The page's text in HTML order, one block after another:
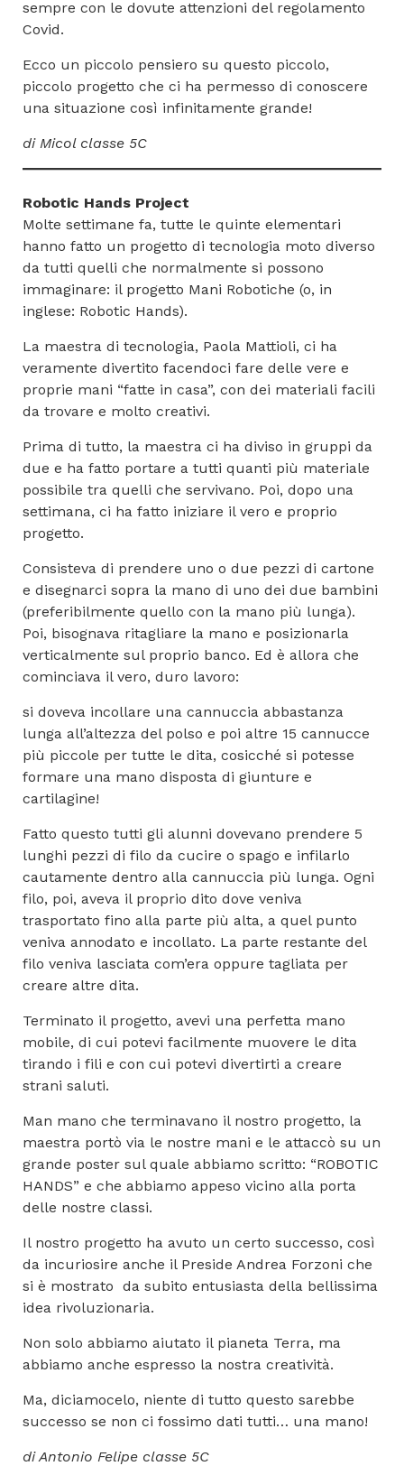
sempre con le dovute attenzioni del regolamento
Covid.
Ecco un piccolo pensiero su questo piccolo,
piccolo progetto che ci ha permesso di conoscere
una situazione così infinitamente grande!
di Micol classe 5C
Robotic Hands Project
Molte settimane fa, tutte le quinte elementari
hanno fatto un progetto di tecnologia moto diverso
da tutti quelli che normalmente si possono
immaginare: il progetto Mani Robotiche (o, in
inglese: Robotic Hands).
La maestra di tecnologia, Paola Mattioli, ci ha
veramente divertito facendoci fare delle vere e
proprie mani “fatte in casa”, con dei materiali facili
da trovare e molto creativi.
Prima di tutto, la maestra ci ha diviso in gruppi da
due e ha fatto portare a tutti quanti più materiale
possibile tra quelli che servivano. Poi, dopo una
settimana, ci ha fatto iniziare il vero e proprio
progetto.
Consisteva di prendere uno o due pezzi di cartone
e disegnarci sopra la mano di uno dei due bambini
(preferibilmente quello con la mano più lunga).
Poi, bisognava ritagliare la mano e posizionarla
verticalmente sul proprio banco. Ed è allora che
cominciava il vero, duro lavoro:
si doveva incollare una cannuccia abbastanza
lunga all’altezza del polso e poi altre 15 cannucce
più piccole per tutte le dita, cosicché si potesse
formare una mano disposta di giunture e
cartilagine!
Fatto questo tutti gli alunni dovevano prendere 5
lunghi pezzi di filo da cucire o spago e infilarlo
cautamente dentro alla cannuccia più lunga. Ogni
filo, poi, aveva il proprio dito dove veniva
trasportato fino alla parte più alta, a quel punto
veniva annodato e incollato. La parte restante del
filo veniva lasciata com’era oppure tagliata per
creare altre dita.
Terminato il progetto, avevi una perfetta mano
mobile, di cui potevi facilmente muovere le dita
tirando i fili e con cui potevi divertirti a creare
strani saluti.
Man mano che terminavano il nostro progetto, la
maestra portò via le nostre mani e le attaccò su un
grande poster sul quale abbiamo scritto: “ROBOTIC
HANDS” e che abbiamo appeso vicino alla porta
delle nostre classi.
Il nostro progetto ha avuto un certo successo, così
da incuriosire anche il Preside Andrea Forzoni che
si è mostrato da subito entusiasta della bellissima
idea rivoluzionaria.
Non solo abbiamo aiutato il pianeta Terra, ma
abbiamo anche espresso la nostra creatività.
Ma, diciamocelo, niente di tutto questo sarebbe
successo se non ci fossimo dati tutti… una mano!
di Antonio Felipe classe 5C